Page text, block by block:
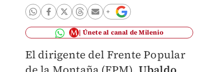
Únete al canal de Milenio
El dirigente del Frente Popular